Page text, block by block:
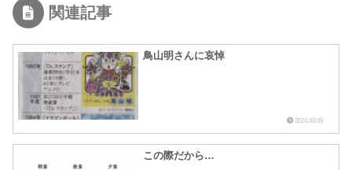
関連記事
鳥山明さんに哀悼
2024.03.09
この際だから…